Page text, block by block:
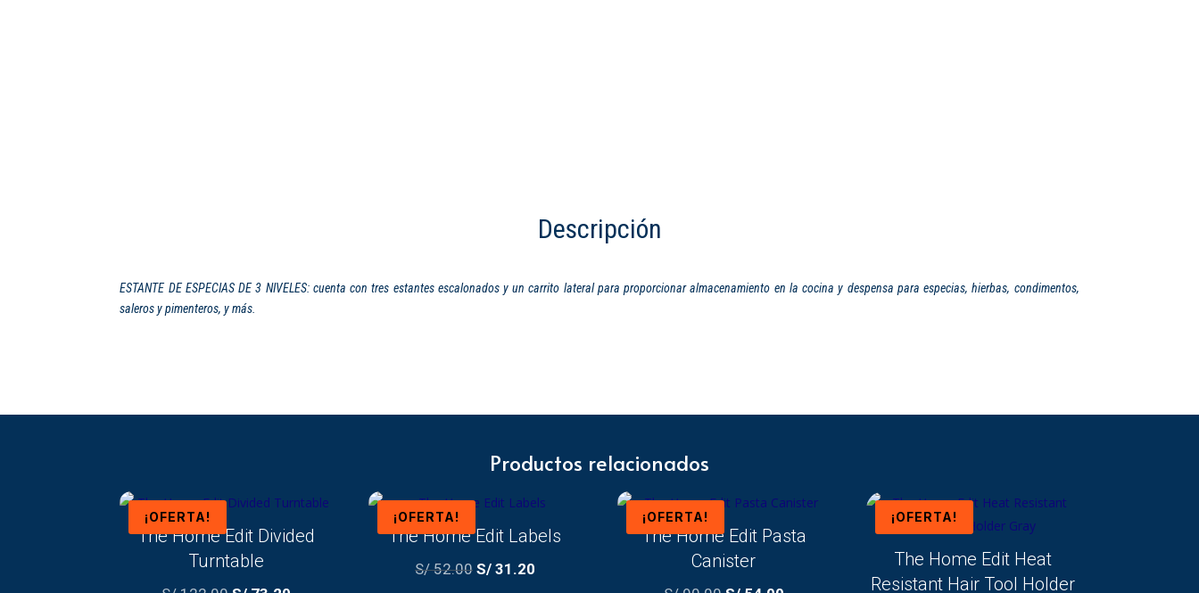
Descripción
ESTANTE DE ESPECIAS DE 3 NIVELES: cuenta con tres estantes escalonados y un carrito lateral para proporcionar almacenamiento en la cocina y despensa para especias, hierbas, condimentos,
saleros y pimenteros, y más.
Productos relacionados
¡OFERTA!
The Home Edit Divided
Turntable
¡OFERTA!
The Home Edit Labels
S/52.00 El
S/31.20El
¡OFERTA!
The Home Edit Pasta
Canister
¡OFERTA!
The Home Edit Heat
Resistant Hair Tool Holder